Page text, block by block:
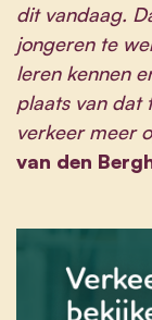
dit vandaag.
jongeren te
leren kennen
plaats van dat
verkeer meer
van den